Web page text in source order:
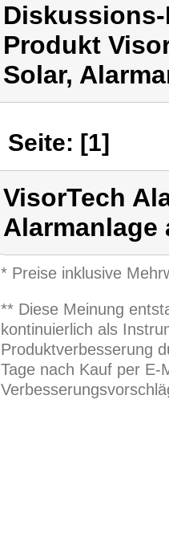
Produkt
Solar,
Seite: [1]
VisorTech
Alarmanlage
* Preise inklusive
** Diese Meinung
kontinuierlich als
Produktverbesserung
Tage nach Kauf per E-